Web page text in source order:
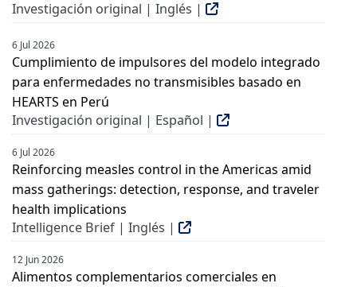
Investigación original | Inglés |
6 Jul 2026
Cumplimiento de impulsores del modelo integrado
para enfermedades no transmisibles basado en
HEARTS en Perú
Investigación original | Español |
6 Jul 2026
Reinforcing measles control in the Americas amid
mass gatherings: detection, response, and traveler
health implications
Intelligence Brief | Inglés |
12 Jun 2026
Alimentos complementarios comerciales en